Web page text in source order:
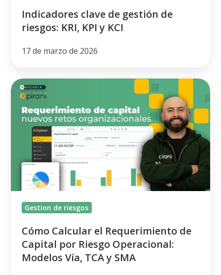
Indicadores clave de gestión de
riesgos: KRI, KPI y KCI
17 de marzo de 2026
Cómo
Calcular
Requerimiento
Capital
por
Riesgo
Modelos
TCA
Gestion de riesgos
Cómo Calcular el Requerimiento de
Capital por Riesgo Operacional:
Modelos Vía, TCA y SMA